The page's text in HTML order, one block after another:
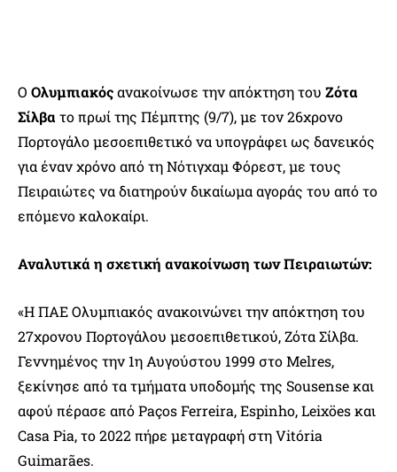
Ο Ολυμπιακόςανακοίνωσε την απόκτηση του Ζότα
Σίλβα το πρωί της Πέμπτης (9/7), με τον 26χρονο
Πορτογάλο μεσοεπιθετικό να υπογράφει ως δανεικός
για έναν χρόνο από τη Νότιγχαμ Φόρεστ, με τους
Πειραιώτες να διατηρούν δικαίωμα αγοράς του από το
επόμενο καλοκαίρι.
Αναλυτικά η σχετική ανακοίνωση των Πειραιωτών:
«Η ΠΑΕ Ολυμπιακός ανακοινώνει την απόκτηση του
27χρονου Πορτογάλου μεσοεπιθετικού, Ζότα Σίλβα.
Γεννημένος την 1η Αυγούστου 1999 στο Melres,
ξεκίνησε από τα τμήματα υποδομής της Sousense και
αφού πέρασε από Paços Ferreira, Espinho, Leixöes και
Casa Pia, το 2022 πήρε μεταγραφή στη Vitória
Guimarães.